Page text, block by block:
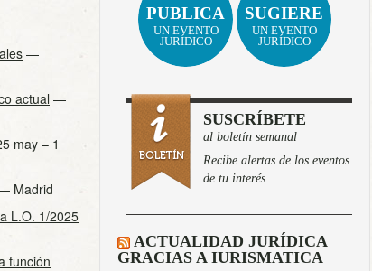
—
actual —
may – 1
Madrid
L.O. 1/2025
función
PUBLICA
UN EVENTO
JURÍDICO
SUGIERE
UN EVENTO
JURÍDICO
SUSCRÍBETE
al boletín semanal
Recibe alertas de los eventos
de tu interés
ACTUALIDAD JURÍDICA
GRACIAS A IURISMATICA